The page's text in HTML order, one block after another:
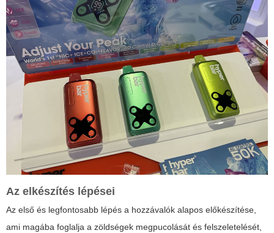
Az elkészítés lépései
Az első és legfontosabb lépés a hozzávalók alapos előkészítése,
ami magába foglalja a zöldségek megpucolását és felszeletelését,